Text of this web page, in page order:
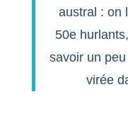
austral : on
50e
savoir un
virée